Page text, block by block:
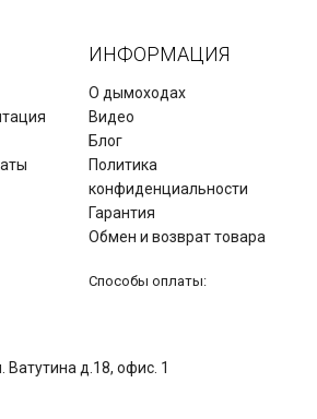
ИНФОРМАЦИЯ
О дымоходах
Видео
Блог
Политика
конфиденциальности
Гарантия
Обмен и возврат товара
Способы оплаты:
Ватутина д.18, офис. 1